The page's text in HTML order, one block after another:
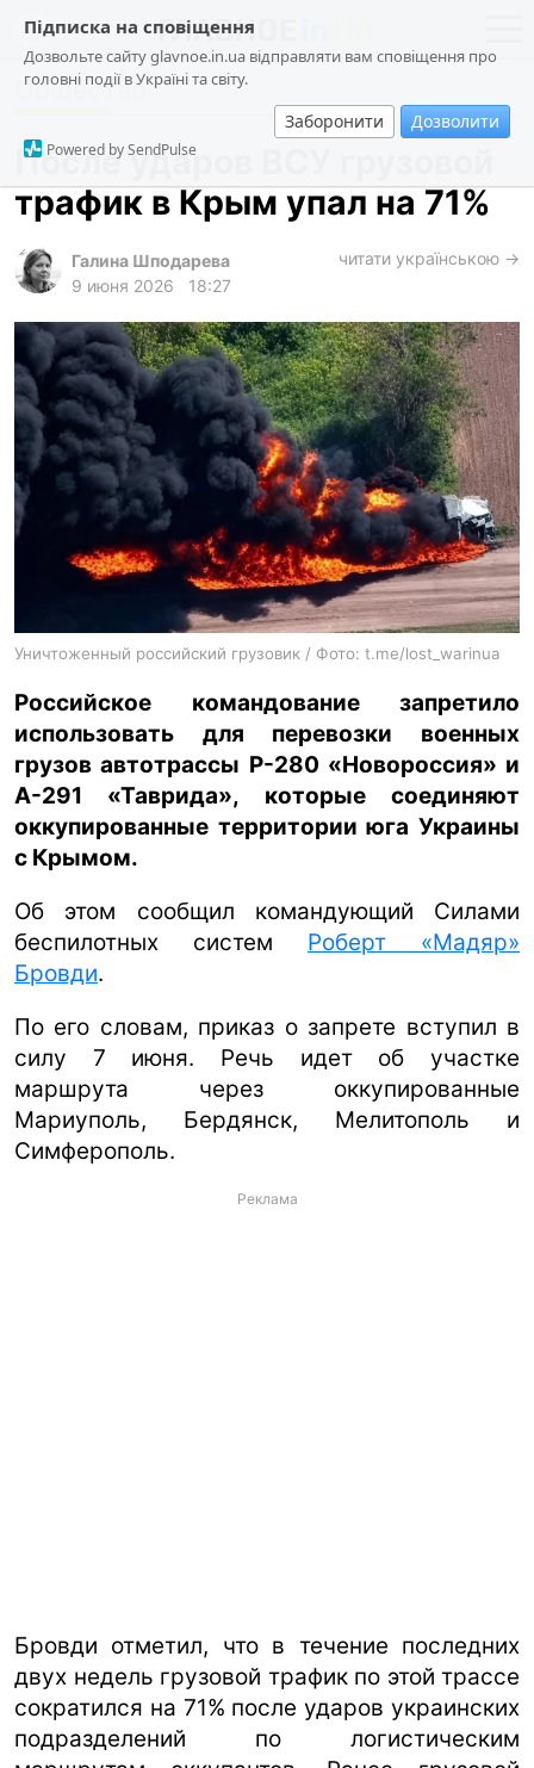
Підписка на сповіщення
Дозвольте сайту glavnoe.in.ua відправляти вам сповіщення про
головні події в Україні та світу.
Заборонити Дозволити
Powered by SendPulse
новости
о проекте
общество
происшествия
криминал
спорт
лонгриды
харьков
архив
gambling
ru en
Общество
После ударов ВСУ грузовой
трафик в Крым упал на 71%
Галина Шподарева
9 июня 2026
18:27
читати українською →
Уничтоженный российский грузовик / Фото: t.me/lost_warinua
Российское командование запретило
использовать для перевозки военных
грузов автотрассы Р-280 «Новороссия» и
А-291 «Таврида», которые соединяют
оккупированные территории юга Украины
с Крымом.
Об этом сообщил командующий Силами
беспилотных систем Роберт «Мадяр»
Бровди.
По его словам, приказ о запрете вступил в
силу 7 июня. Речь идет об участке
маршрута через оккупированные
Мариуполь, Бердянск, Мелитополь и
Симферополь.
Реклама
Бровди отметил, что в течение последних
двух недель грузовой трафик по этой трассе
сократился на 71% после ударов украинских
подразделений по логистическим